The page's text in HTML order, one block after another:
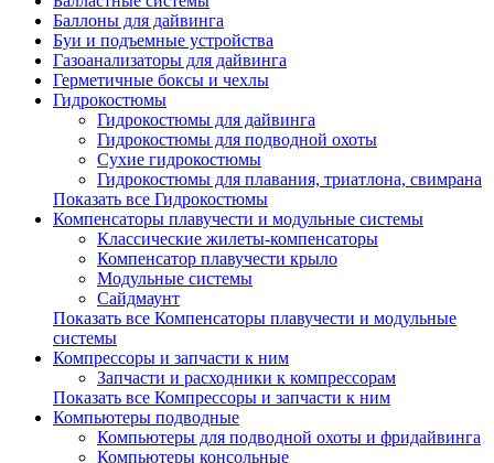
Баллоны для дайвинга
Буи и подъемные устройства
Газоанализаторы для дайвинга
Герметичные боксы и чехлы
Гидрокостюмы
Гидрокостюмы для дайвинга
Гидрокостюмы для подводной охоты
Сухие гидрокостюмы
Гидрокостюмы для плавания, триатлона, свимрана
Показать все Гидрокостюмы
Компенсаторы плавучести и модульные системы
Классические жилеты-компенсаторы
Компенсатор плавучести крыло
Модульные системы
Сайдмаунт
Показать все Компенсаторы плавучести и модульные
системы
Компрессоры и запчасти к ним
Запчасти и расходники к компрессорам
Показать все Компрессоры и запчасти к ним
Компьютеры подводные
Компьютеры для подводной охоты и фридайвинга
Компьютеры консольные